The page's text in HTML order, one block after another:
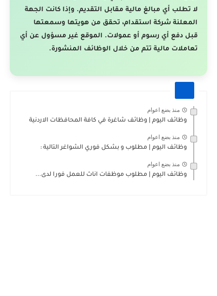
لا تطلب أي مبالغ مالية مقابل التقديم. وإذا كانت الجهة
المعلنة شركة استقدام، تحقق من هويتها وسمعتها
قبل دفع أي رسوم أو عمولات. الموقع غير مسؤول عن أي
تعاملات مالية تتم من خلال الوظائف المنشورة.
منذ بضع اعوام
وظائف اليوم | وظائف شاغرة في كافة المحافظات الاردنية
منذ بضع اعوام
وظائف اليوم | مطلوب و بشكل فوري الشواغر التالية :
منذ بضع اعوام
وظائف اليوم | مطلوب موظفات اناث للعمل فورا لدى...